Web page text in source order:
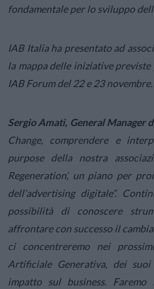
fondamentale per lo sviluppo
IAB Italia ha presentato ad
la mappa delle iniziative
IAB Forum del 22 e 23 novembre.
Sergio Amati, General Manager
Change, comprendere e
purpose della nostra
Regeneration’, un piano per
dell’advertising digitale”.
possibilità di conoscere
affrontare con successo il
ci concentreremo nei
Artificiale Generativa, dei
impatto sul business.